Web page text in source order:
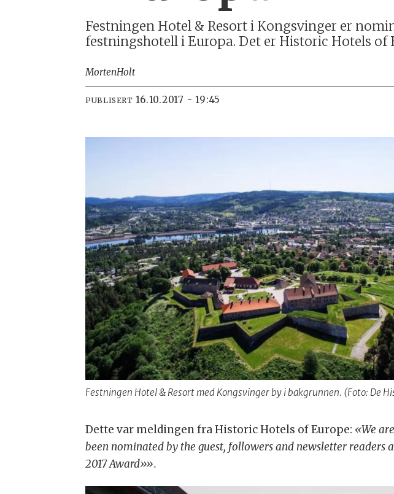
Festningen Hotel & Resort i Kongsvinger er
festningshotell i Europa. Det er Historic Hotels
MortenHolt
PUBLISERT 16.10.2017 - 19:45
Festningen Hotel & Resort med Kongsvinger by i bakgrunnen. (Foto: De
Dette var meldingen fra Historic Hotels of Europe: «We
been nominated by the guest, followers and newsletter readers
2017 Award»».